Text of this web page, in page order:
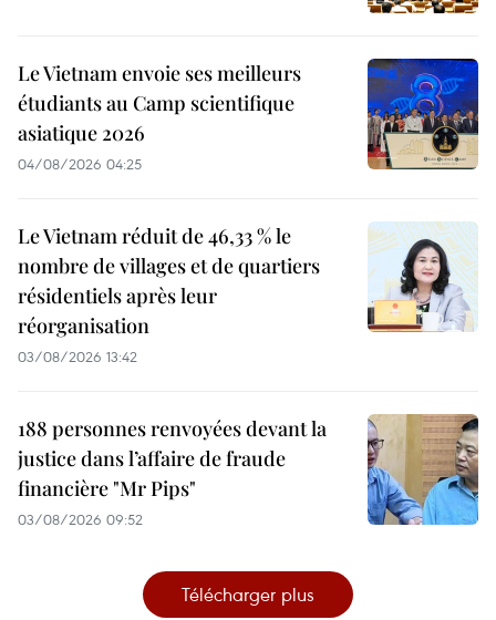
Le Vietnam envoie ses meilleurs
étudiants au Camp scientifique
asiatique 2026
04/08/2026 04:25
Le Vietnam réduit de 46,33 % le
nombre de villages et de quartiers
résidentiels après leur
réorganisation
03/08/2026 13:42
188 personnes renvoyées devant la
justice dans l’affaire de fraude
financière "Mr Pips"
03/08/2026 09:52
Télécharger plus